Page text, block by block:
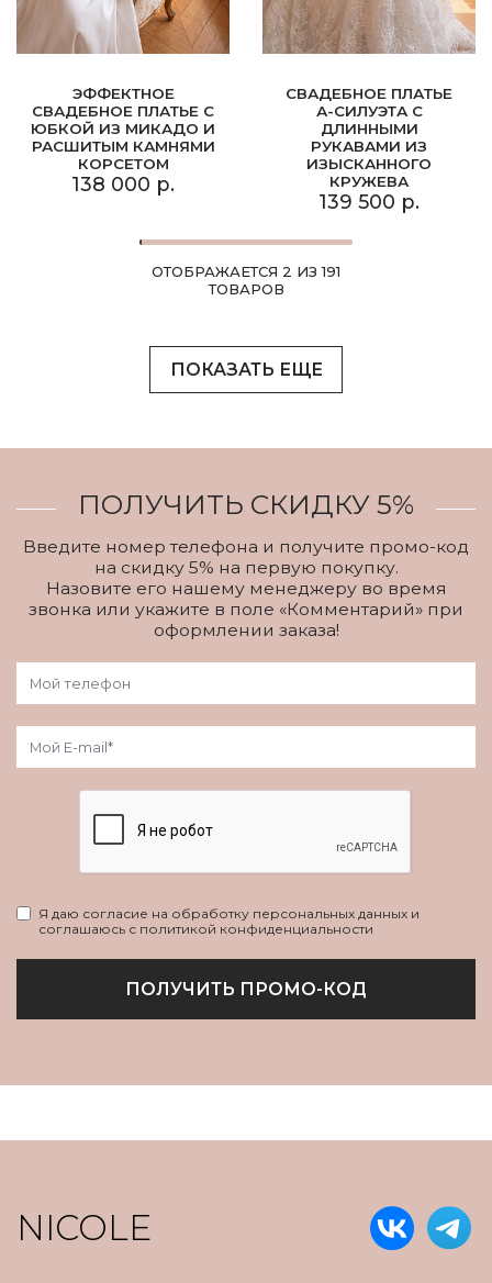
ЭФФЕКТНОЕ
СВАДЕБНОЕ ПЛАТЬЕ С
ЮБКОЙ ИЗ МИКАДО И
РАСШИТЫМ КАМНЯМИ
КОРСЕТОМ
138 000 р.
СВАДЕБНОЕ ПЛАТЬЕ
А-СИЛУЭТА С
ДЛИННЫМИ
РУКАВАМИ ИЗ
ИЗЫСКАННОГО
КРУЖЕВА
139 500 р.
ОТОБРАЖАЕТСЯ 2 ИЗ 191
ТОВАРОВ
ПОКАЗАТЬ ЕЩЕ
ПОЛУЧИТЬ СКИДКУ 5%
Введите номер телефона и получите промо-код
на скидку 5% на первую покупку.
Назовите его нашему менеджеру во время
звонка или укажите в поле «Комментарий» при
оформлении заказа!
Я даю согласие на обработку персональных данных и
соглашаюсь с политикой конфиденциальности
ПОЛУЧИТЬ ПРОМО-КОД
NICOLE